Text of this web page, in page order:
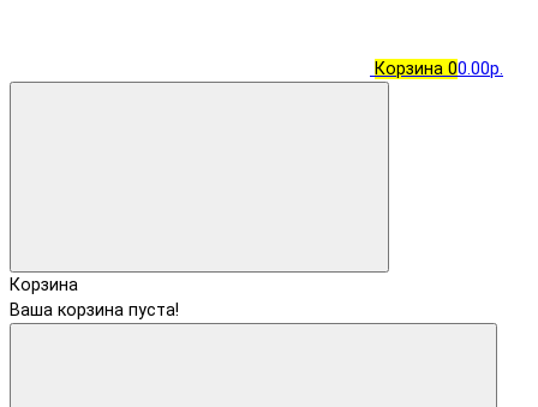
Корзина 00.00р.
Корзина
Ваша корзина пуста!